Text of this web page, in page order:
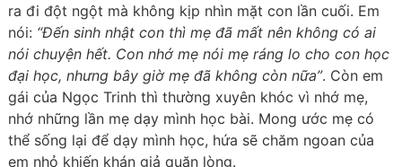
ra đi đột ngột mà không kịp nhìn mặt con lần cuối. Em
nói: “Đến sinh nhật con thì mẹ đã mất nên không có ai
nói chuyện hết. Con nhớ mẹ nói mẹ ráng lo cho con học
đại học, nhưng bây giờ mẹ đã không còn nữa”. Còn em
gái của Ngọc Trinh thì thường xuyên khóc vì nhớ mẹ,
nhớ những lần mẹ dạy mình học bài. Mong ước mẹ có
thể sống lại để dạy mình học, hứa sẽ chăm ngoan của
em nhỏ khiến khán giả quặn lòng.